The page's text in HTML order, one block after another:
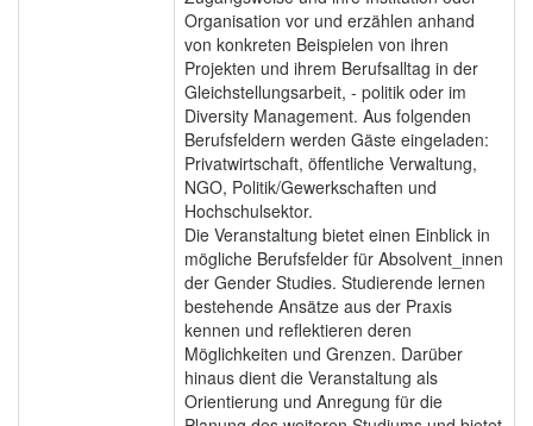
Organisation vor und erzählen anhand
von konkreten Beispielen von ihren
Projekten und ihrem Berufsalltag in der
Gleichstellungsarbeit, - politik oder im
Diversity Management. Aus folgenden
Berufsfeldern werden Gäste eingeladen:
Privatwirtschaft, öffentliche Verwaltung,
NGO, Politik/Gewerkschaften und
Hochschulsektor.
Die Veranstaltung bietet einen Einblick in
mögliche Berufsfelder für Absolvent_innen
der Gender Studies. Studierende lernen
bestehende Ansätze aus der Praxis
kennen und reflektieren deren
Möglichkeiten und Grenzen. Darüber
hinaus dient die Veranstaltung als
Orientierung und Anregung für die